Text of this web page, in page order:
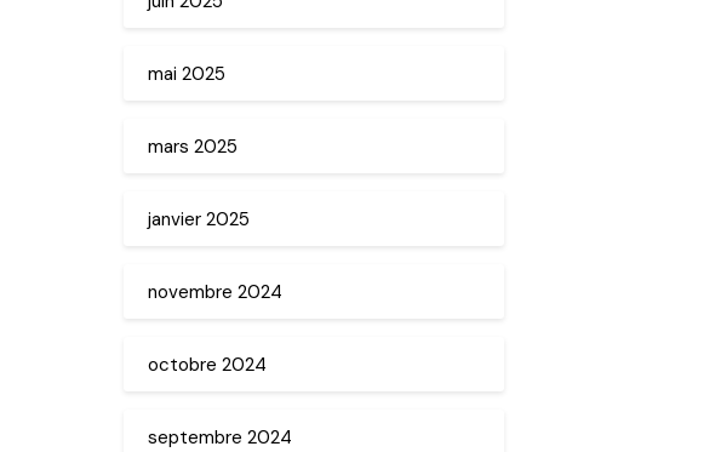
mai 2025
mars 2025
janvier 2025
novembre 2024
octobre 2024
septembre 2024